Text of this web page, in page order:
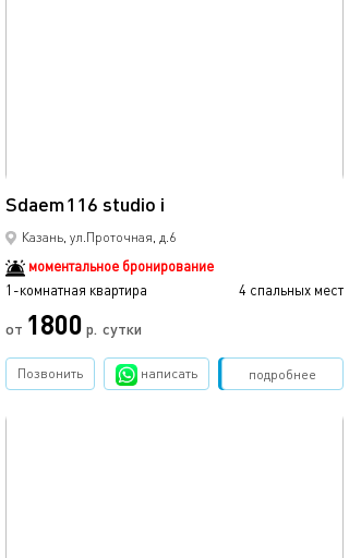
Sdaem116 studio i
Казань, ул.Проточная, д.6
моментальное бронирование
1-комнатная квартира
4 спальных мест
от 1800 р. сутки
подробнее
Позвонить написать Забронировать